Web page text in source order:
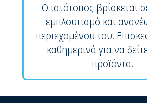
Ο ιστότοπος βρίσκεται
εμπλουτισμό και
περιεχομένου του.
καθημερινά για να
προϊόντα.